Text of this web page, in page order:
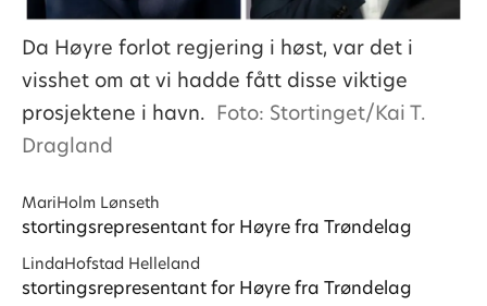
Da Høyre forlot regjering i høst, var det i
visshet om at vi hadde fått disse viktige
prosjektene i havn. Foto: Stortinget/Kai T.
Dragland
MariHolm Lønseth
stortingsrepresentant for Høyre fra Trøndelag
LindaHofstad Helleland
stortingsrepresentant for Høyre fra Trøndelag